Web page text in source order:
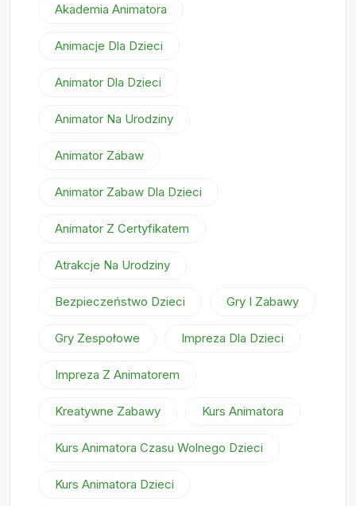
Akademia Animatora
Animacje Dla Dzieci
Animator Dla Dzieci
Animator Na Urodziny
Animator Zabaw
Animator Zabaw Dla Dzieci
Animator Z Certyfikatem
Atrakcje Na Urodziny
Bezpieczeństwo Dzieci Gry I Zabawy
Gry Zespołowe Impreza Dla Dzieci
Impreza Z Animatorem
Kreatywne Zabawy Kurs Animatora
Kurs Animatora Czasu Wolnego Dzieci
Kurs Animatora Dzieci